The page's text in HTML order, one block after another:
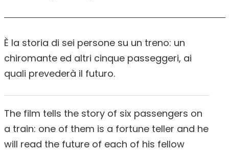
È la storia di sei persone su un treno: un
chiromante ed altri cinque passeggeri, ai
quali prevederà il futuro.
The film tells the story of six passengers on
a train: one of them is a fortune teller and he
will read the future of each of his fellow